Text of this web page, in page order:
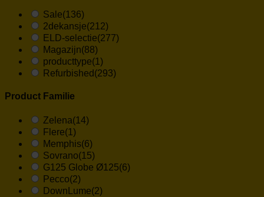
Sale(136)
2dekansje(212)
ELD-selectie(277)
Magazijn(88)
producttype(1)
Refurbished (293)
Product Familie
Zelena(14)
Flere(1)
Memphis(6)
Sovrano(15)
G125 Globe Ø125(6)
Pecco(2)
DownLume(2)